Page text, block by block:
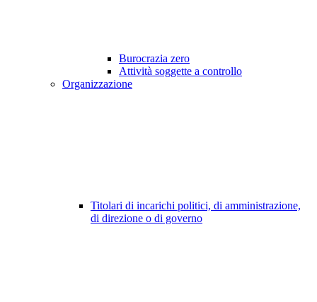
Burocrazia zero
Attività soggette a controllo
Organizzazione
Titolari di incarichi politici, di amministrazione,
di direzione o di governo